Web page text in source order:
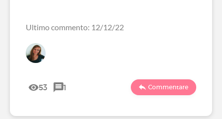
Ultimo commento: 12/12/22
53 1 Commentare